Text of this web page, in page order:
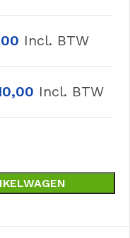
Incl. BTW
Incl. BTW